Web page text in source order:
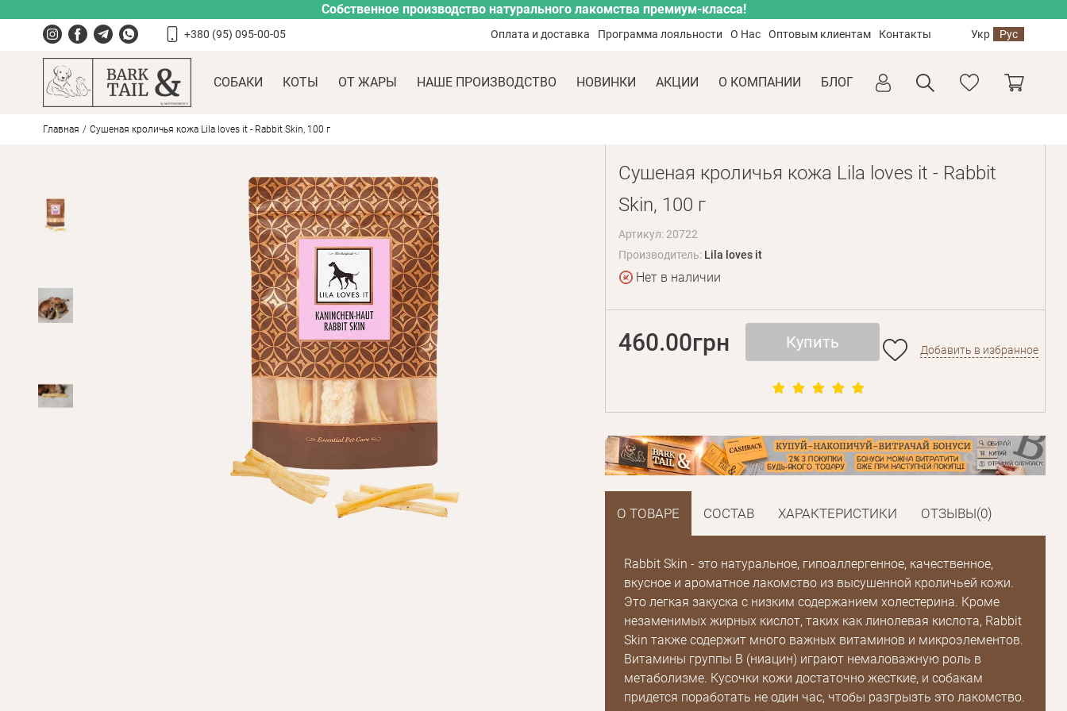
Собственное производство натурального лакомства премиум-класса!
+380 (95) 095-00-05 Оплата и доставка Программа лояльности О Нас Оптовым клиентам Контакты Укр Рус
СОБАКИ КОТЫ ОТ ЖАРЫ НАШЕ ПРОИЗВОДСТВО НОВИНКИ АКЦИИ О КОМПАНИИ БЛОГ
Главная Сушеная кроличья кожа Lila loves it - Rabbit Skin, 100 г
Сушеная кроличья кожа Lila loves it - Rabbit
Skin, 100 г
Артикул: 20722
Производитель: Lila loves it
Нет в наличии
460.00грн Купить Добавить в избранное
О ТОВАРЕ СОСТАВ ХАРАКТЕРИСТИКИ ОТЗЫВЫ(0)
Rabbit Skin - это натуральное, гипоаллергенное, качественное,
вкусное и ароматное лакомство из высушенной кроличьей кожи.
Это легкая закуска с низким содержанием холестерина. Кроме
незаменимых жирных кислот, таких как линолевая кислота, Rabbit
Skin также содержит много важных витаминов и микроэлементов.
Витамины группы В (ниацин) играют немаловажную роль в
метаболизме. Кусочки кожи достаточно жесткие, и собакам
придется поработать не один час, чтобы разгрызть это лакомство.
Пароль